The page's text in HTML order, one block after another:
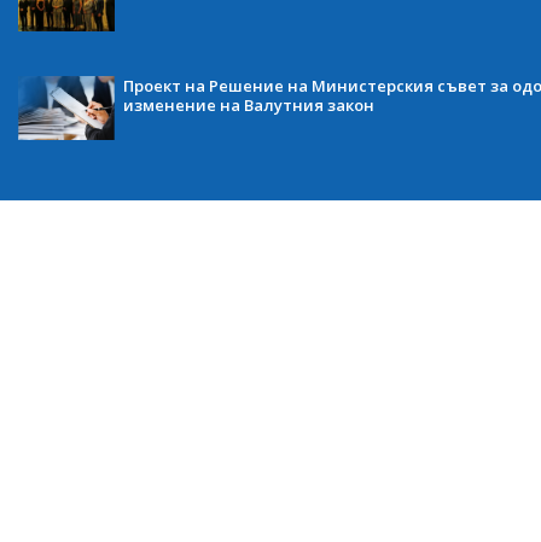
Проект на Решение на Министерския съвет за
изменение на Валутния закон